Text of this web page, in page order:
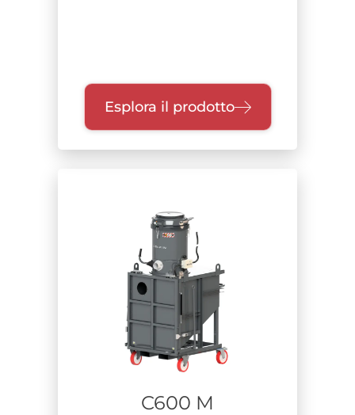
Esplora il prodotto
C600 M